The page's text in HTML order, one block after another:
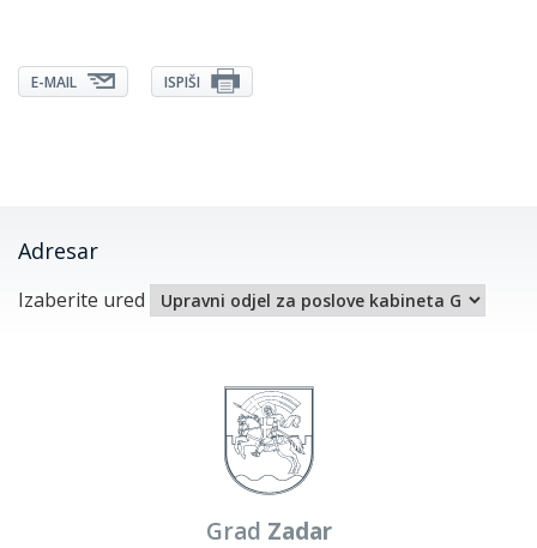
E-MAIL ISPIŠI
Adresar
Izaberite ured
Grad Zadar